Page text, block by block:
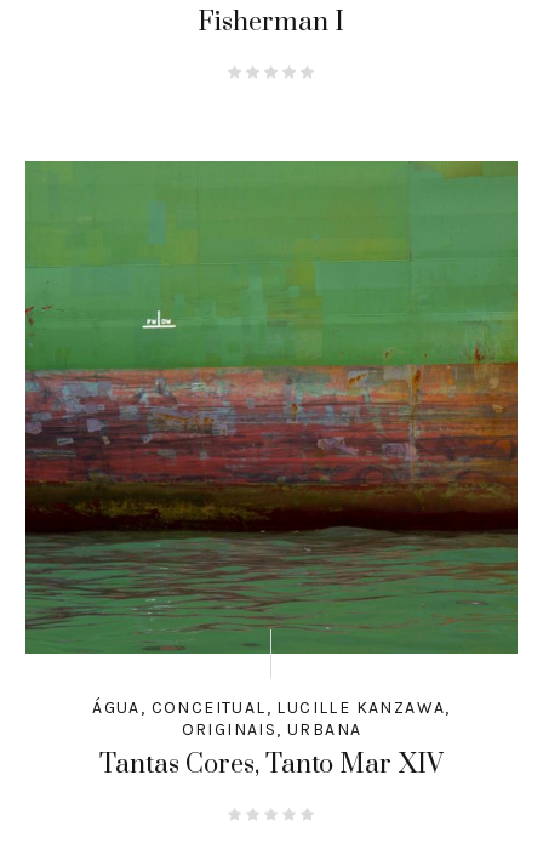
Fisherman I
ÁGUA, CONCEITUAL, LUCILLE KANZAWA,
ORIGINAIS, URBANA
Tantas Cores, Tanto Mar XIV